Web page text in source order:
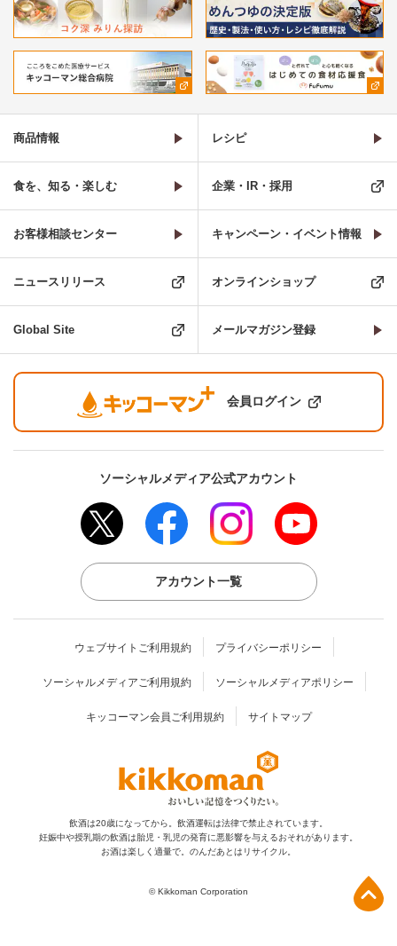
商品情報 レシピ
食を、知る・楽しむ 企業・IR・採用
お客様相談センター キャンペーン・イベント情報
ニュースリリース オンラインショップ
Global Site メールマガジン登録
会員ログイン
ソーシャルメディア公式アカウント
アカウント一覧
ウェブサイトご利用規約 プライバシーポリシー
ソーシャルメディアご利用規約 ソーシャルメディアポリシー
キッコーマン会員ご利用規約 サイトマップ
飲酒は20歳になってから。飲酒運転は法律で禁止されています。
妊娠中や授乳期の飲酒は胎児・乳児の発育に悪影響を与えるおそれがあります。
お酒は楽しく適量で。のんだあとはリサイクル。
© Kikkoman Corporation